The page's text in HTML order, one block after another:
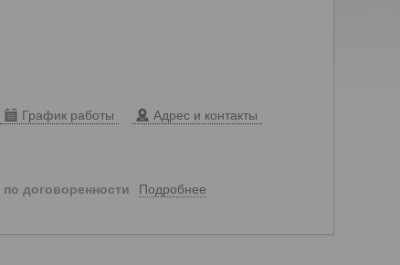
График работы Адрес и контакты
по договоренности Подробнее